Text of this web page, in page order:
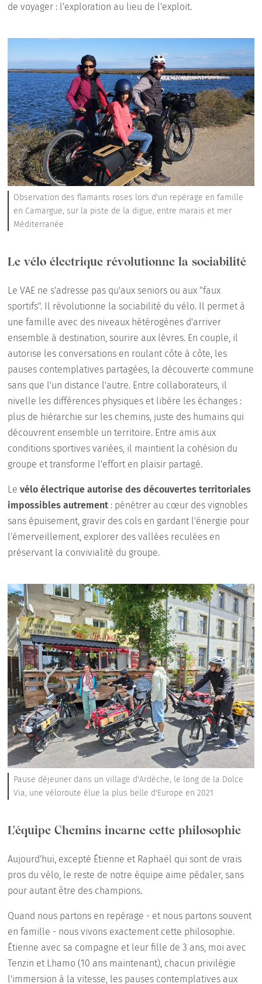
de voyager : l'exploration au lieu de l'exploit.
Observation des flamants roses lors d'un repérage en famille
en Camargue, sur la piste de la digue, entre marais et mer
Méditerranée
Le vélo électrique révolutionne la sociabilité
Le VAE ne s'adresse pas qu'aux seniors ou aux "faux
sportifs". Il révolutionne la sociabilité du vélo. Il permet à
une famille avec des niveaux hétérogènes d'arriver
ensemble à destination, sourire aux lèvres. En couple, il
autorise les conversations en roulant côte à côte, les
pauses contemplatives partagées, la découverte commune
sans que l'un distance l'autre. Entre collaborateurs, il
nivelle les différences physiques et libère les échanges :
plus de hiérarchie sur les chemins, juste des humains qui
découvrent ensemble un territoire. Entre amis aux
conditions sportives variées, il maintient la cohésion du
groupe et transforme l'effort en plaisir partagé.
Levélo électrique autorise des découvertes territoriales
impossibles autrement : pénétrer au cœur des vignobles
sans épuisement, gravir des cols en gardant l'énergie pour
l'émerveillement, explorer des vallées reculées en
préservant la convivialité du groupe.
Pause déjeuner dans un village d'Ardèche, le long de la Dolce
Via, une véloroute élue la plus belle d'Europe en 2021
L'équipe Chemins incarne cette philosophie
Aujourd'hui, excepté Étienne et Raphaël qui sont de vrais
pros du vélo, le reste de notre équipe aime pédaler, sans
pour autant être des champions.
Quand nous partons en repérage - et nous partons souvent
en famille - nous vivons exactement cette philosophie.
Étienne avec sa compagne et leur fille de 3 ans, moi avec
Tenzin et Lhamo (10 ans maintenant), chacun privilégie
l'immersion à la vitesse, les pauses contemplatives aux